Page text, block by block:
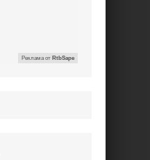
Реклама от RtbSape